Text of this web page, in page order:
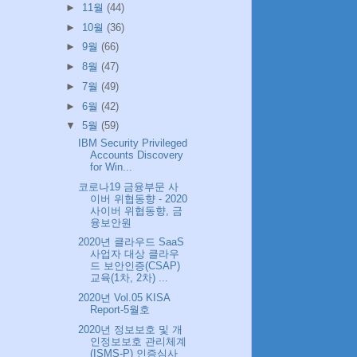
► 11월 (44)
► 10월 (36)
► 9월 (66)
► 8월 (47)
► 7월 (49)
► 6월 (42)
▼ 5월 (59)
IBM Security Privileged
Accounts Discovery
for Win...
코로나19 금융부문 사
이버 위협동향 - 2020
사이버 위협동향, 금
융보안원
2020년 클라우드 SaaS
사업자 대상 클라우
드 보안인증(CSAP)
교육(1차, 2차) ...
2020년 Vol.05 KISA
Report-5월호
2020년 정보보호 및 개
인정보보호 관리체계
(ISMS-P) 인증심사